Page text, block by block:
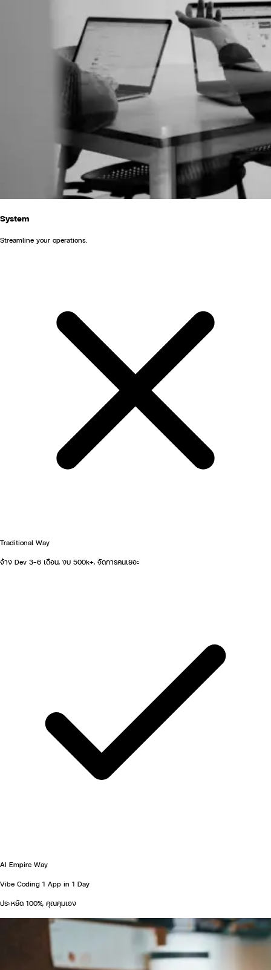
System
Streamline your operations.
Traditional Way
จ้าง Dev 3-6 เดือน, งบ 500k+, จัดการคนเยอะ
AI Empire Way
Vibe Coding 1 App in 1 Day
ประหยัด 100%, คุณคุมเอง